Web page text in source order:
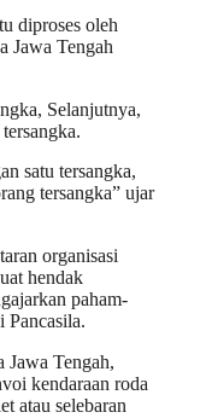
diproses oleh
Jawa Tengah
Selanjutnya,
satu tersangka,
tersangka” ujar
organisasi
hendak
paham-
Pancasila.
Jawa Tengah,
kendaraan roda
atau selebaran